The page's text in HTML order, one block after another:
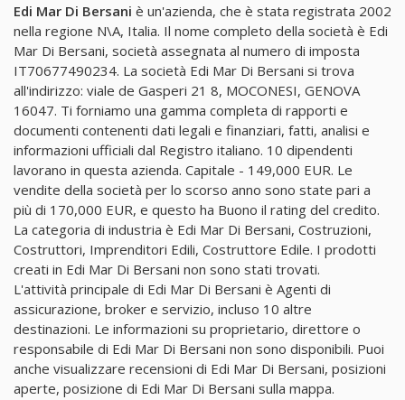
Edi Mar Di Bersani è un'azienda, che è stata registrata 2002
nella regione N\A, Italia. Il nome completo della società è Edi
Mar Di Bersani, società assegnata al numero di imposta
IT70677490234. La società Edi Mar Di Bersani si trova
all'indirizzo: viale de Gasperi 21 8, MOCONESI, GENOVA
16047. Ti forniamo una gamma completa di rapporti e
documenti contenenti dati legali e finanziari, fatti, analisi e
informazioni ufficiali dal Registro italiano. 10 dipendenti
lavorano in questa azienda. Capitale - 149,000 EUR. Le
vendite della società per lo scorso anno sono state pari a
più di 170,000 EUR, e questo ha Buono il rating del credito.
La categoria di industria è Edi Mar Di Bersani, Costruzioni,
Costruttori, Imprenditori Edili, Costruttore Edile. I prodotti
creati in Edi Mar Di Bersani non sono stati trovati.
L'attività principale di Edi Mar Di Bersani è Agenti di
assicurazione, broker e servizio, incluso 10 altre
destinazioni. Le informazioni su proprietario, direttore o
responsabile di Edi Mar Di Bersani non sono disponibili. Puoi
anche visualizzare recensioni di Edi Mar Di Bersani, posizioni
aperte, posizione di Edi Mar Di Bersani sulla mappa.